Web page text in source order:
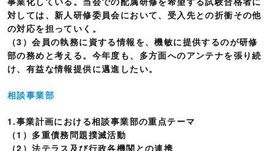
対しては、新人研修委員会において、受入先との折衝その他
の対応を担っていく。
（3）会員の執務に資する情報を、機敏に提供するのが研修
部の務めと考える。今年度も、多方面へのアンテナを張り続
け、有益な情報提供に邁進したい。
相談事業部
1.事業計画における相談事業部の重点テーマ
（1）多重債務問題撲滅活動
（2）法テラス及び行政各機関との連携